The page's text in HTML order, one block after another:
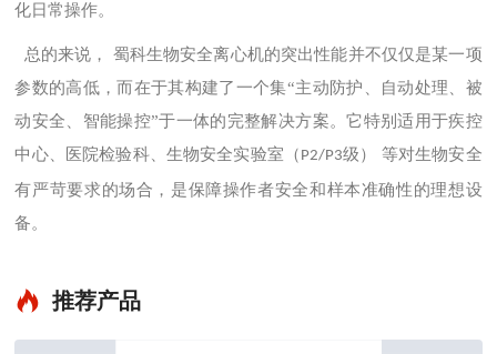
化日常操作。
总的来说，
蜀科生物安全离心机的突出性能并不仅仅是某一项
参数的高低，而在于其构建了一个集“主动防护、自动处理、被
动安全、智能操控”于一体的完整解决方案。它特别适用于疾控
中心、医院检验科、生物安全实验室（ P2/P3级） 等对生物安全
有严苛要求的场合，是保障操作者安全和样本准确性的理想设
备。
推荐产品